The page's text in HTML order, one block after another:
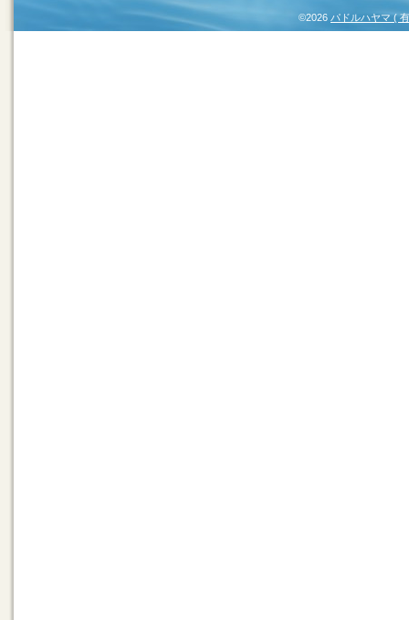
©2026 パドルハヤマ (